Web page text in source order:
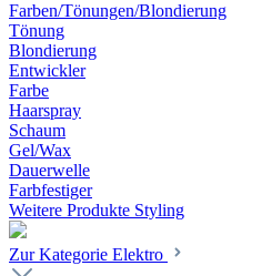
Farben/Tönungen/Blondierung
Tönung
Blondierung
Entwickler
Farbe
Haarspray
Schaum
Gel/Wax
Dauerwelle
Farbfestiger
Weitere Produkte Styling
Zur Kategorie Elektro